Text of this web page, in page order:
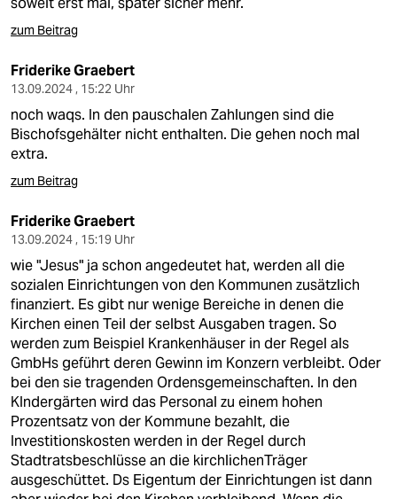
zum Beitrag
Friderike Graebert
13.09.2024 , 15:22 Uhr
noch waqs. In den pauschalen Zahlungen sind die
Bischofsgehälter nicht enthalten. Die gehen noch mal
extra.
zum Beitrag
Friderike Graebert
13.09.2024 , 15:19 Uhr
wie "Jesus" ja schon angedeutet hat, werden all die
sozialen Einrichtungen von den Kommunen zusätzlich
finanziert. Es gibt nur wenige Bereiche in denen die
Kirchen einen Teil der selbst Ausgaben tragen. So
werden zum Beispiel Krankenhäuser in der Regel als
GmbHs geführt deren Gewinn im Konzern verbleibt. Oder
bei den sie tragenden Ordensgemeinschaften. In den
KIndergärten wird das Personal zu einem hohen
Prozentsatz von der Kommune bezahlt, die
Investitionskosten werden in der Regel durch
Stadtratsbeschlüsse an die kirchlichenTräger
ausgeschüttet. Ds Eigentum der Einrichtungen ist dann